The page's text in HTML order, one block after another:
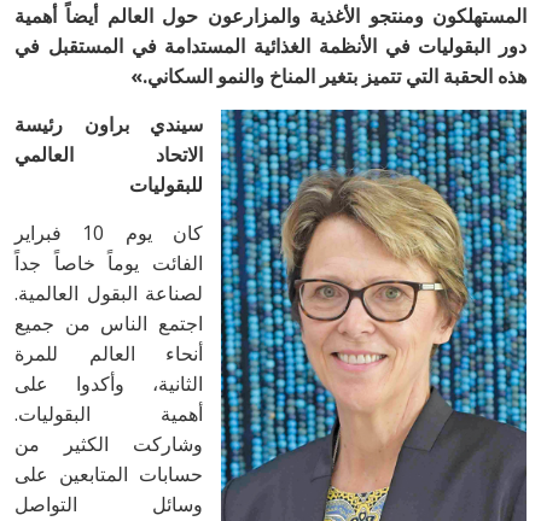
المستهلكون ومنتجو الأغذية والمزارعون حول العالم أيضاً أهمية
دور البقوليات في الأنظمة الغذائية المستدامة في المستقبل في
هذه الحقبة التي تتميز بتغير المناخ والنمو السكاني.»
سيندي براون رئيسة
الاتحاد العالمي
للبقوليات
كان يوم 10 فبراير
الفائت يوماً خاصاً جداً
لصناعة البقول العالمية.
اجتمع الناس من جميع
أنحاء العالم للمرة
الثانية، وأكدوا على
أهمية البقوليات.
وشاركت الكثير من
حسابات المتابعين على
وسائل التواصل